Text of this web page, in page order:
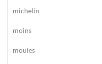
michelin
moins
moules